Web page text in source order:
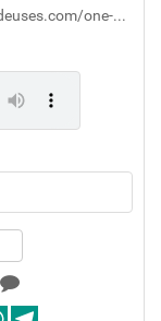
https://player.servidordosdeuses.com/one-page/7090